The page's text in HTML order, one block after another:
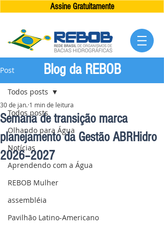
Assine Gratuitamente
Post
Todos posts
Olhando para Água
Notícias
Aprendendo com a Água
REBOB Mulher
assembléia
Pavilhão Latino-Americano
Todos posts
Semana de transição marca
planejamento da Gestão ABRHidro
2026–2027
30 de jan. 1 min de leitura
Blog da REBOB